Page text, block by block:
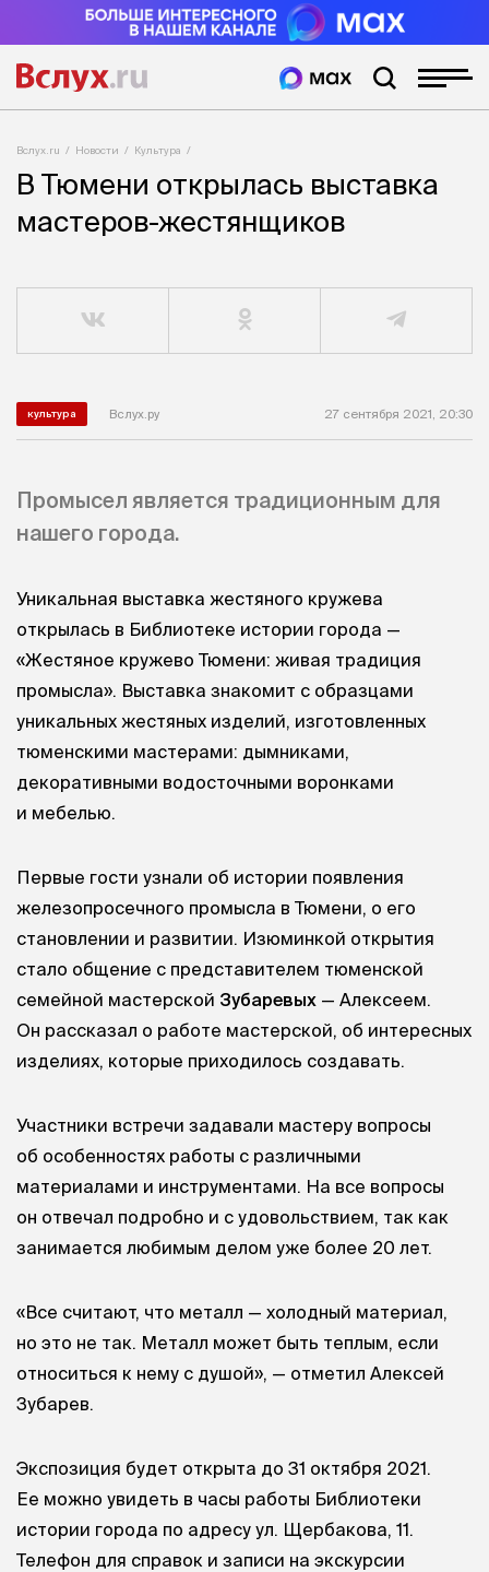
Вслух.ru Новости Культура
В Тюмени открылась выставка
мастеров-жестянщиков
культура Вслух.ру 27 сентября 2021, 20:30
Промысел является традиционным для
нашего города.
Уникальная выставка жестяного кружева
открылась в Библиотеке истории города —
«Жестяное кружево Тюмени: живая традиция
промысла». Выставка знакомит с образцами
уникальных жестяных изделий, изготовленных
тюменскими мастерами: дымниками,
декоративными водосточными воронками
и мебелью.
Первые гости узнали об истории появления
железопросечного промысла в Тюмени, о его
становлении и развитии. Изюминкой открытия
стало общение с представителем тюменской
семейной мастерской Зубаревых — Алексеем.
Он рассказал о работе мастерской, об интересных
изделиях, которые приходилось создавать.
Участники встречи задавали мастеру вопросы
об особенностях работы с различными
материалами и инструментами. На все вопросы
он отвечал подробно и с удовольствием, так как
занимается любимым делом уже более 20 лет.
«Все считают, что металл — холодный материал,
но это не так. Металл может быть теплым, если
относиться к нему с душой», — отметил Алексей
Зубарев.
Экспозиция будет открыта до 31 октября 2021.
Ее можно увидеть в часы работы Библиотеки
истории города по адресу ул. Щербакова, 11.
Телефон для справок и записи на экскурсии